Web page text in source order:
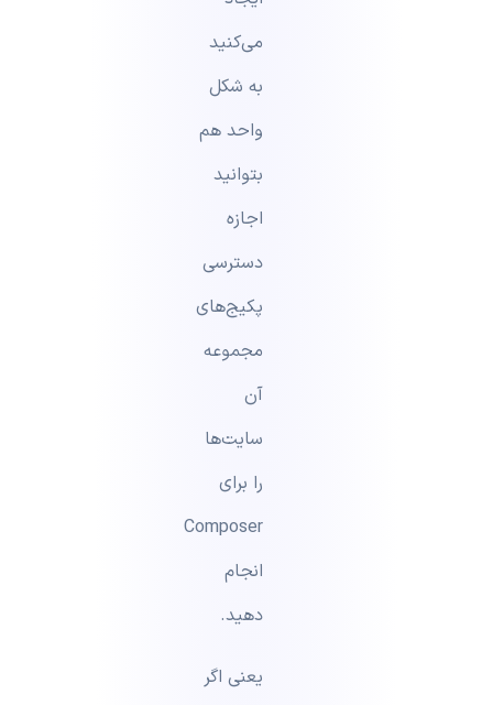
می‌کنید
به شکل
واحد هم
بتوانید
اجازه
دسترسی
پکیج‌های
مجموعه
آن
سایت‌ها
را برای
Composer
انجام
دهید.
یعنی اگر